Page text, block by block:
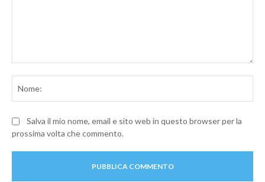
Salva il mio nome, email e sito web in questo browser per la
prossima volta che commento.